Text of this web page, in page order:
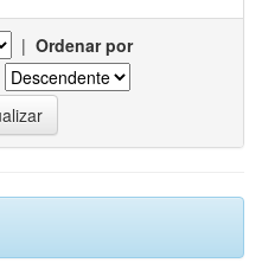
| Ordenar por